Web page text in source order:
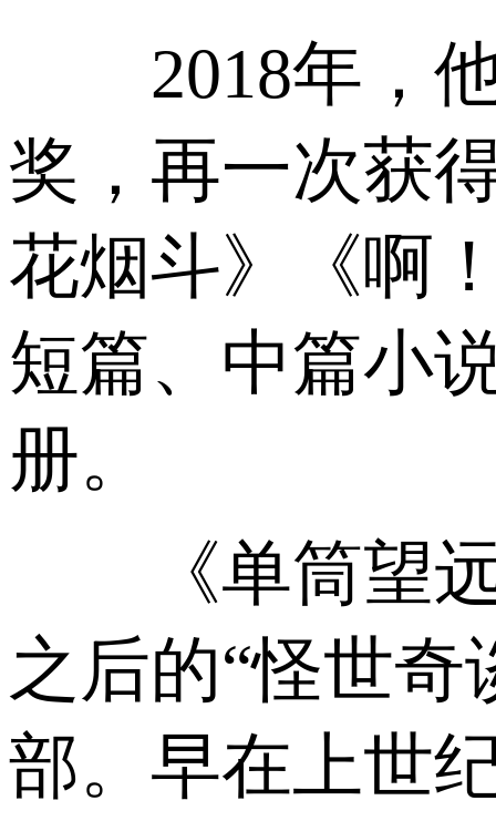
2018年，他
奖，再一次获
花烟斗》《啊
短篇、中篇小
册。
《单筒望远
之后的“怪世
部。早在上世